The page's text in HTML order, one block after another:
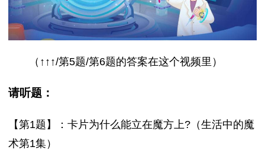
（↑↑↑/第5题/第6题的答案在这个视频里）
请听题：
【第1题】：卡片为什么能立在魔方上?（生活中的魔
术第1集）